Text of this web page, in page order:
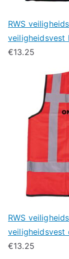
RWS
veiligheidsvest
€13.25
RWS
veiligheidsvest
€13.25